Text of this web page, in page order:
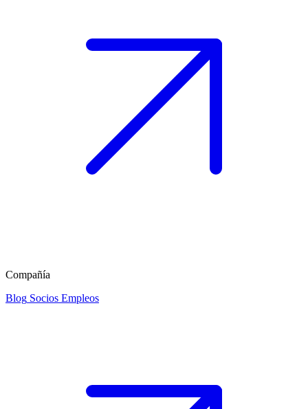
Compañía
Blog Socios Empleos